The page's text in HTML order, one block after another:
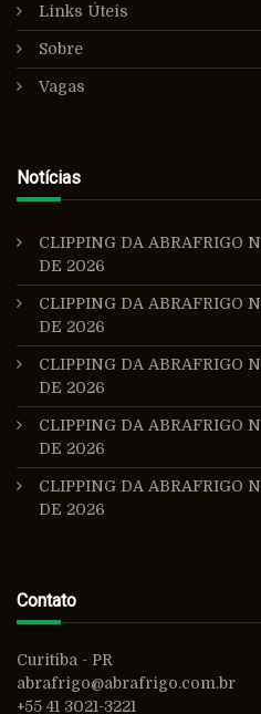
Links Úteis
Sobre
Vagas
Notícias
CLIPPING DA ABRAFRIGO
DE 2026
CLIPPING DA ABRAFRIGO
DE 2026
CLIPPING DA ABRAFRIGO
DE 2026
CLIPPING DA ABRAFRIGO
DE 2026
CLIPPING DA ABRAFRIGO
DE 2026
Contato
Curitiba - PR
abrafrigo@abrafrigo.com.br
+55 41 3021-3221